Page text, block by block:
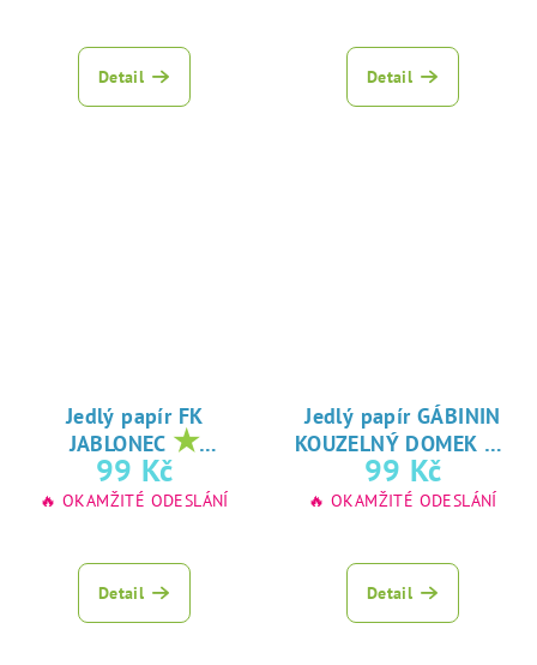
Detail Detail
Jedlý papír FK
JABLONEC ★
oblíbený tisk na
jedlý papír
99 Kč
🔥 OKAMŽITÉ ODESLÁNÍ
Detail
Jedlý papír GÁBININ
KOUZELNÝ DOMEK ★
oblíbený tisk na
jedlý papír
99 Kč
🔥 OKAMŽITÉ ODESLÁNÍ
Detail